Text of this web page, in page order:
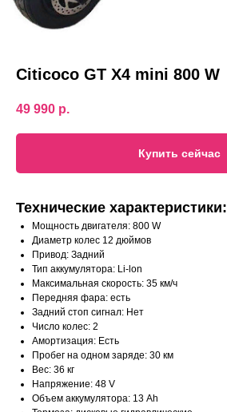
Citicoco GT X4 mini 800 W
49 990 р.
Купить сейчас
Технические характеристики:
Мощность двигателя: 800 W
Диаметр колес 12 дюймов
Привод: Задний
Тип аккумулятора: Li-lon
Максимальная скорость: 35 км/ч
Передняя фара: есть
Задний стоп сигнал: Нет
Число колес: 2
Амортизация: Есть
Пробег на одном заряде: 30 км
Вес: 36 кг
Напряжение: 48 V
Объем аккумулятора: 13 Ah